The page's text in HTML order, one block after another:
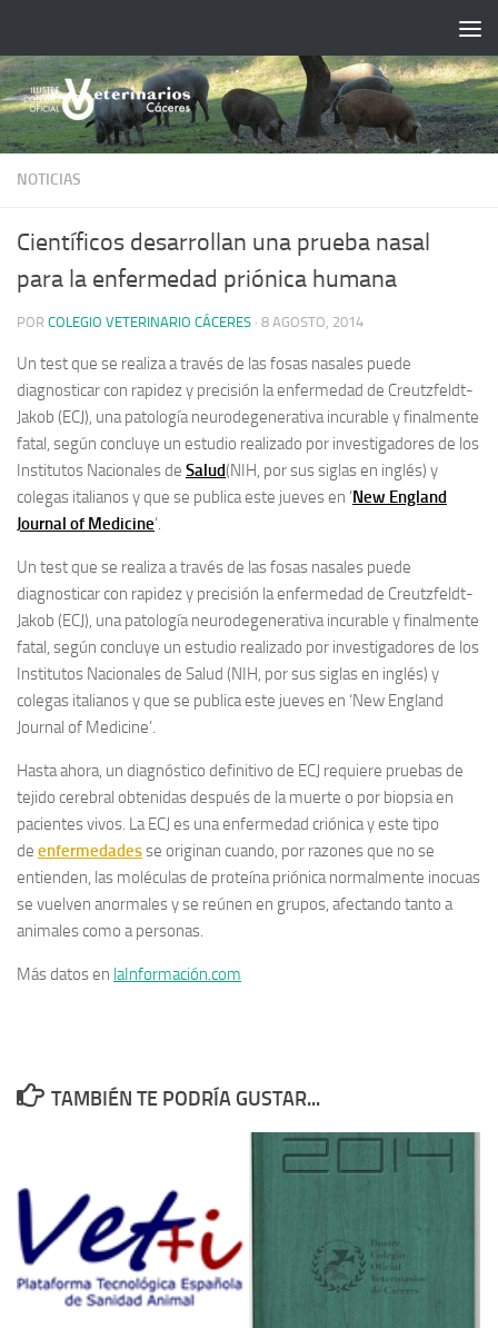
NOTICIAS
Científicos desarrollan una prueba nasal
para la enfermedad priónica humana
POR COLEGIO VETERINARIO CÁCERES · 8 AGOSTO, 2014
Un test que se realiza a través de las fosas nasales puede
diagnosticar con rapidez y precisión la enfermedad de Creutzfeldt-
Jakob (ECJ), una patología neurodegenerativa incurable y finalmente
fatal, según concluye un estudio realizado por investigadores de los
Institutos Nacionales de Salud(NIH, por sus siglas en inglés) y
colegas italianos y que se publica este jueves en ‘New England
Journal of Medicine‘.
Un test que se realiza a través de las fosas nasales puede
diagnosticar con rapidez y precisión la enfermedad de Creutzfeldt-
Jakob (ECJ), una patología neurodegenerativa incurable y finalmente
fatal, según concluye un estudio realizado por investigadores de los
Institutos Nacionales de Salud (NIH, por sus siglas en inglés) y
colegas italianos y que se publica este jueves en ‘New England
Journal of Medicine’.
Hasta ahora, un diagnóstico definitivo de ECJ requiere pruebas de
tejido cerebral obtenidas después de la muerte o por biopsia en
pacientes vivos. La ECJ es una enfermedad criónica y este tipo
de enfermedadesse originan cuando, por razones que no se
entienden, las moléculas de proteína priónica normalmente inocuas
se vuelven anormales y se reúnen en grupos, afectando tanto a
animales como a personas.
Más datos en laInformación.com
TAMBIÉN TE PODRÍA GUSTAR...